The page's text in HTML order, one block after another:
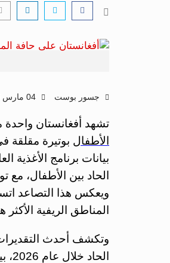
جسور بوست
تشهد أفغانستان واحدة
الأطفال بوتيرة مقلقة
بيانات برنامج
ويعكس هذا التصاعد
المناطق الريفية